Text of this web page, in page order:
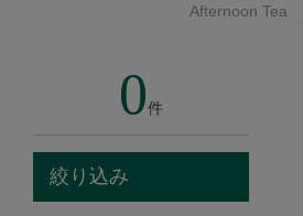
ソーシャルギフト
カタログギフト
Afternoon Tea
0件
絞り込み